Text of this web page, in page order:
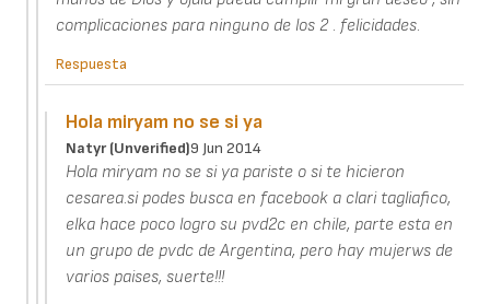
complicaciones para ninguno de los 2 . felicidades.
Respuesta
Hola miryam no se si ya
Natyr (unverified)9 Jun 2014
Hola miryam no se si ya pariste o si te hicieron
cesarea.si podes busca en facebook a clari tagliafico,
elka hace poco logro su pvd2c en chile, parte esta en
un grupo de pvdc de Argentina, pero hay mujerws de
varios paises, suerte!!!